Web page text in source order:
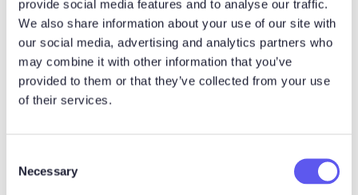
provide social media features and to analyse our traffic.
We also share information about your use of our site with
our social media, advertising and analytics partners who
may combine it with other information that you’ve
provided to them or that they’ve collected from your use
of their services.
Necessary
hyödyntää:
Mitä kannattaa
hyödyntää
digitaalisesta